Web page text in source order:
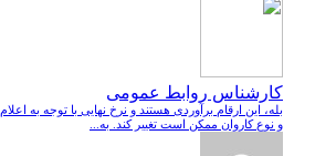
کارشناس روابط عمومی
بله، این ارقام برآوردی هستند و نرخ نهایی با توجه به
و نوع کاروان ممکن است تغییر کند. به...